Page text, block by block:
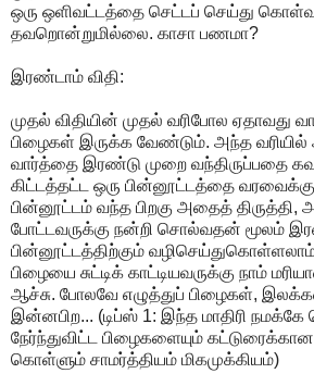
ஒரு ஒளிவட்டத்தை செட்டப் செய்து
தவறொன்றுமில்லை. காசா பணமா?
இரண்டாம் விதி:
முதல் விதியின் முதல் வரிபோல ஏதாவது
பிழைகள் இருக்க வேண்டும். அந்த
வார்த்தை இரண்டு முறை வந்திருப்பதை
கிட்டத்தட்ட ஒரு பின்னூட்டத்தை
பின்னூட்டம் வந்த பிறகு அதைத் திருத்தி,
போட்டவருக்கு நன்றி சொல்வதன் மூலம்
பின்னூட்டத்திற்கும்
பிழையை சுட்டிக் காட்டியவருக்கு நாம்
ஆச்சு. போலவே எழுத்துப் பிழைகள்,
இன்னபிற... (டிப்ஸ் 1: இந்த மாதிரி நமக்கே
நேர்ந்துவிட்ட பிழைகளையும்
கொள்ளும் சாமர்த்தியம் மிகமுக்கியம்)